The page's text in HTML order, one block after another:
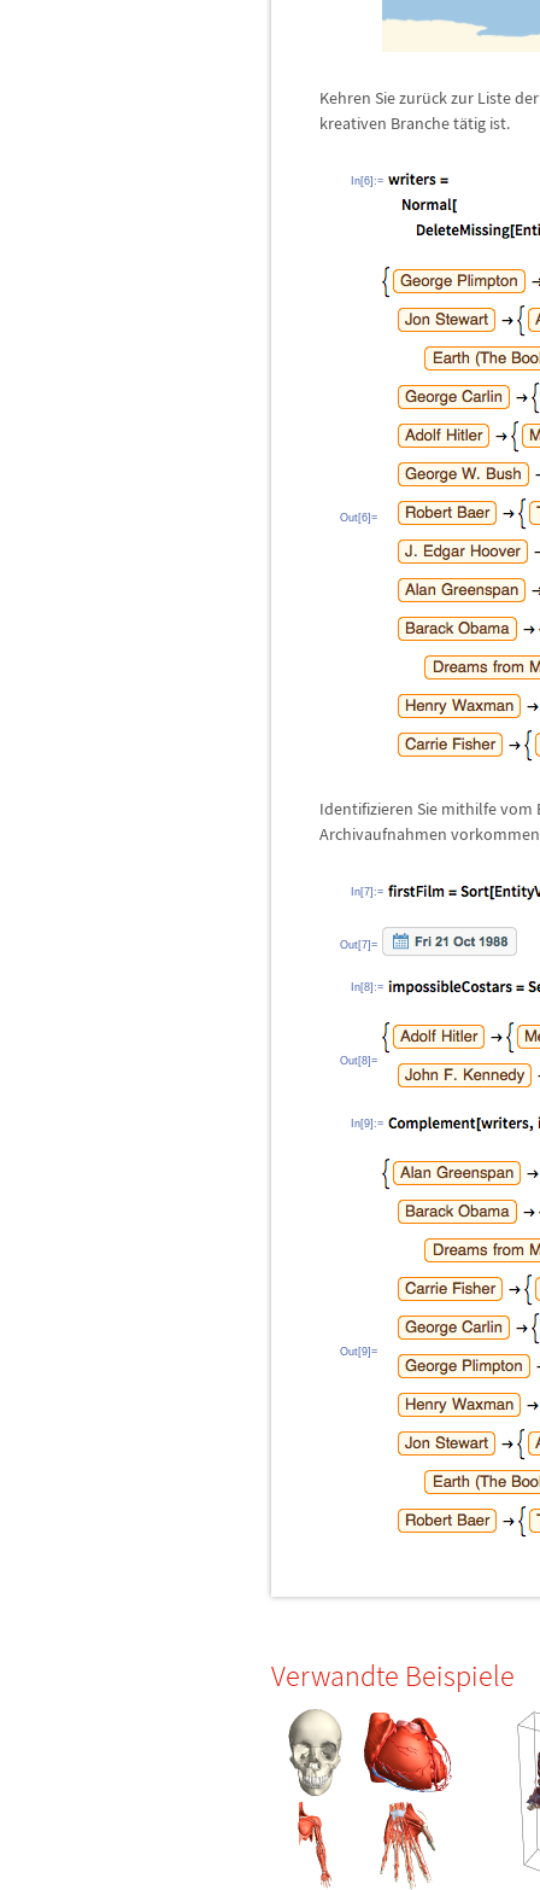
Kehren Sie zurück zur Liste
kreativen Branche tätig ist.
In[6]:=
Out[6]=
Identifizieren Sie mithilfe vom
Archivaufnahmen
In[7]:=
Out[7]=
In[8]:=
Out[8]=
In[9]:=
Out[9]=
Verwandte Beispiele